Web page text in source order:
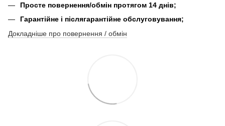
Просте повернення/обмін протягом 14 днів;
Гарантійне і післягарантійне обслуговування;
Докладніше про повернення / обмін